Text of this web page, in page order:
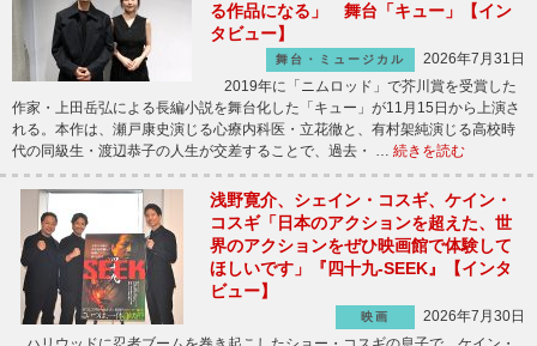
る作品になる」 舞台「キュー」【イン
タビュー】
舞台・ミュージカル
2026年7月31日
2019年に「ニムロッド」で芥川賞を受賞した
作家・上田岳弘による長編小説を舞台化した「キュー」が11月15日から上演さ
れる。本作は、瀬戸康史演じる心療内科医・立花徹と、有村架純演じる高校時
代の同級生・渡辺恭子の人生が交差することで、過去・ … 続きを読む
浅野寛介、シェイン・コスギ、ケイン・
コスギ「日本のアクションを超えた、世
界のアクションをぜひ映画館で体験して
ほしいです」『四十九-SEEK』【インタ
ビュー】
映画
2026年7月30日